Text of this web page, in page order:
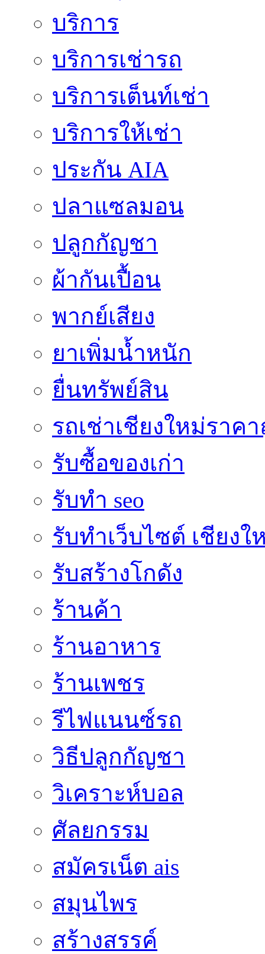
บริการ
บริการเช่ารถ
บริการเต็นท์เช่า
บริการให้เช่า
ประกัน AIA
ปลาแซลมอน
ปลูกกัญชา
ผ้ากันเปื้อน
พากย์เสียง
ยาเพิ่มน้ำหนัก
ยื่นทรัพย์สิน
รถเช่าเชียงใหม่ราค
รับซื้อของเก่า
รับทำ seo
รับทำเว็บไซต์ เชียงใ
รับสร้างโกดัง
ร้านค้า
ร้านอาหาร
ร้านเพชร
รีไฟแนนซ์รถ
วิธีปลูกกัญชา
วิเคราะห์บอล
ศัลยกรรม
สมัครเน็ต ais
สมุนไพร
สร้างสรรค์